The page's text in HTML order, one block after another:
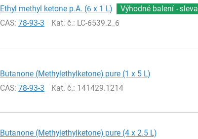
Ethyl methyl ketone p.A. (6 x 1 L) Výhodné balení - sleva
CAS:78-93-3 Kat. č.: LC-6539.2_6
Butanone (Methylethylketone) pure (1 x 5 L)
CAS:78-93-3 Kat. č.: 141429.1214
Butanone (Methylethylketone) pure (4 x 2.5 L)